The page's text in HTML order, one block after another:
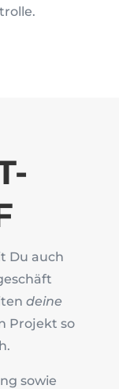
Du auch
deine
Projekt so
sowie